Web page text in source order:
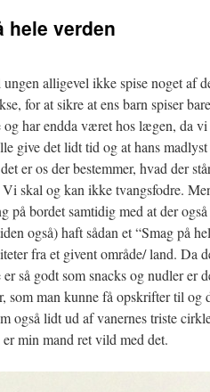
hele verden
alligevel ikke spise noget af
for at sikre at ens barn spiser
har endda været hos lægen, da
give det lidt tid og at hans
er os der bestemmer, hvad der
skal og kan ikke tvangsfodre.
bordet samtidig med at der
også) haft sådan et “Smag på
fra et givent område/ land. Da
så godt som snacks og nudler er
som man kunne få opskrifter til og
lidt ud af vanernes triste
min mand ret vild med det.